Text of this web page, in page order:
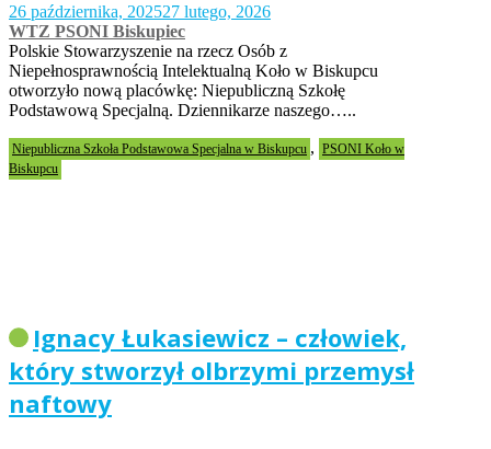
26 października, 202527 lutego, 2026
WTZ PSONI Biskupiec
Polskie Stowarzyszenie na rzecz Osób z
Niepełnosprawnością Intelektualną Koło w Biskupcu
otworzyło nową placówkę: Niepubliczną Szkołę
Podstawową Specjalną. Dziennikarze naszego…..
Niepubliczna Szkoła Podstawowa Specjalna w Biskupcu , PSONI Koło w
Biskupcu
Ignacy Łukasiewicz – człowiek,
który stworzył olbrzymi przemysł
naftowy